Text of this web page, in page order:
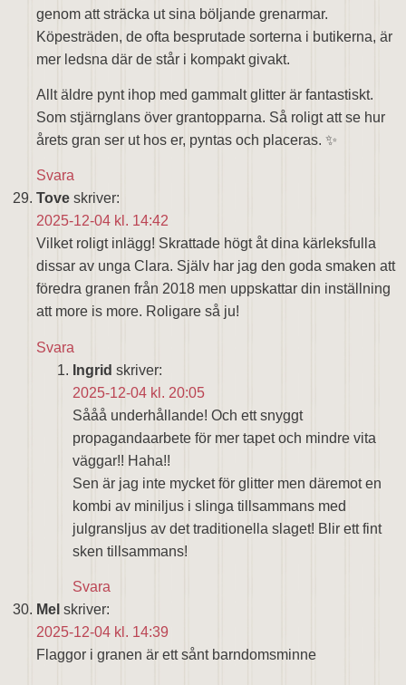
genom att sträcka ut sina böljande grenarmar.
Köpesträden, de ofta besprutade sorterna i butikerna, är
mer ledsna där de står i kompakt givakt.
Allt äldre pynt ihop med gammalt glitter är fantastiskt.
Som stjärnglans över grantopparna. Så roligt att se hur
årets gran ser ut hos er, pyntas och placeras. ✨️
Svara
Tove skriver:
2025-12-04 kl. 14:42
Vilket roligt inlägg! Skrattade högt åt dina kärleksfulla
dissar av unga Clara. Själv har jag den goda smaken att
föredra granen från 2018 men uppskattar din inställning
att more is more. Roligare så ju!
Svara
Ingrid skriver:
2025-12-04 kl. 20:05
Sååå underhållande! Och ett snyggt
propagandaarbete för mer tapet och mindre vita
väggar!! Haha!!
Sen är jag inte mycket för glitter men däremot en
kombi av miniljus i slinga tillsammans med
julgransljus av det traditionella slaget! Blir ett fint
sken tillsammans!
Svara
Mel skriver:
2025-12-04 kl. 14:39
Flaggor i granen är ett sånt barndomsminne